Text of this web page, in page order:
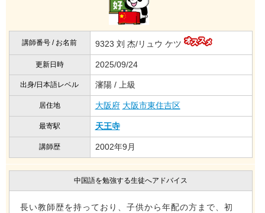
講師番号 / お名前 9323 刘 杰/リュウ ケツ
更新日時 2025/09/24
出身/日本語レベル 瀋陽 / 上級
居住地 大阪府 大阪市東住吉区
最寄駅 天王寺
講師歴 2002年9月
中国語を勉強する生徒へアドバイス
長い教師歴を持っており、子供から年配の方まで、初